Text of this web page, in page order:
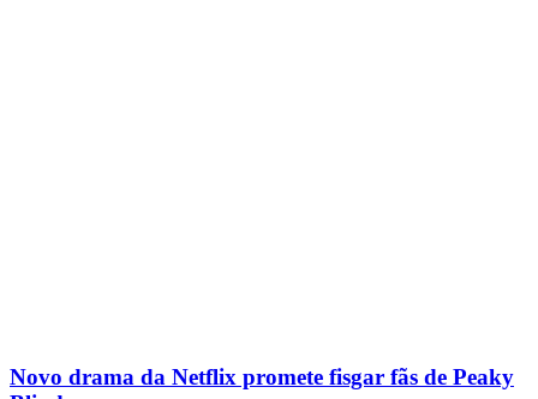
Novo drama da Netflix promete fisgar fãs de Peaky